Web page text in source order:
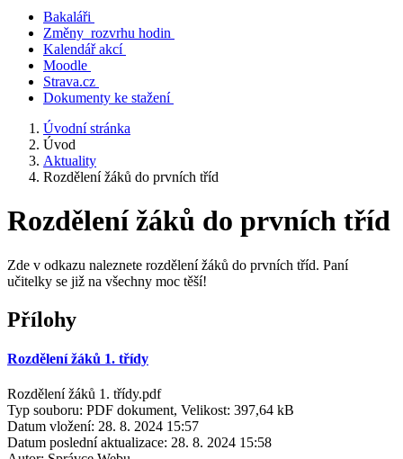
Bakaláři
Změny rozvrhu hodin
Kalendář akcí
Moodle
Strava.cz
Dokumenty ke stažení
Úvodní stránka
Úvod
Aktuality
Rozdělení žáků do prvních tříd
Rozdělení žáků do prvních tříd
Zde v odkazu naleznete rozdělení žáků do prvních tříd. Paní
učitelky se již na všechny moc těší!
Přílohy
Rozdělení žáků 1. třídy
Rozdělení žáků 1. třídy.pdf
Typ souboru: PDF dokument, Velikost: 397,64 kB
Datum vložení: 28. 8. 2024 15:57
Datum poslední aktualizace: 28. 8. 2024 15:58